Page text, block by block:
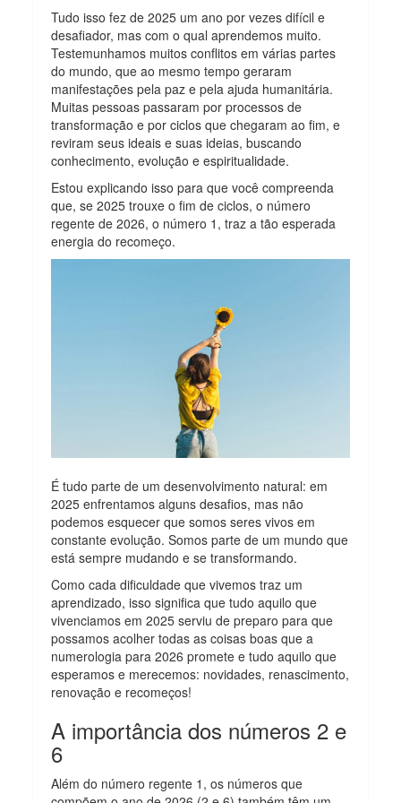
Tudo isso fez de 2025 um ano por vezes difícil e
desafiador, mas com o qual aprendemos muito.
Testemunhamos muitos conflitos em várias partes
do mundo, que ao mesmo tempo geraram
manifestações pela paz e pela ajuda humanitária.
Muitas pessoas passaram por processos de
transformação e por ciclos que chegaram ao fim, e
reviram seus ideais e suas ideias, buscando
conhecimento, evolução e espiritualidade.
Estou explicando isso para que você compreenda
que, se 2025 trouxe o fim de ciclos, o número
regente de 2026, o número 1, traz a tão esperada
energia do recomeço.
É tudo parte de um desenvolvimento natural: em
2025 enfrentamos alguns desafios, mas não
podemos esquecer que somos seres vivos em
constante evolução. Somos parte de um mundo que
está sempre mudando e se transformando.
Como cada dificuldade que vivemos traz um
aprendizado, isso significa que tudo aquilo que
vivenciamos em 2025 serviu de preparo para que
possamos acolher todas as coisas boas que a
numerologia para 2026 promete e tudo aquilo que
esperamos e merecemos: novidades, renascimento,
renovação e recomeços!
A importância dos números 2 e
6
Além do número regente 1, os números que